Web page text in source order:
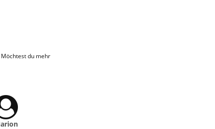
du mehr